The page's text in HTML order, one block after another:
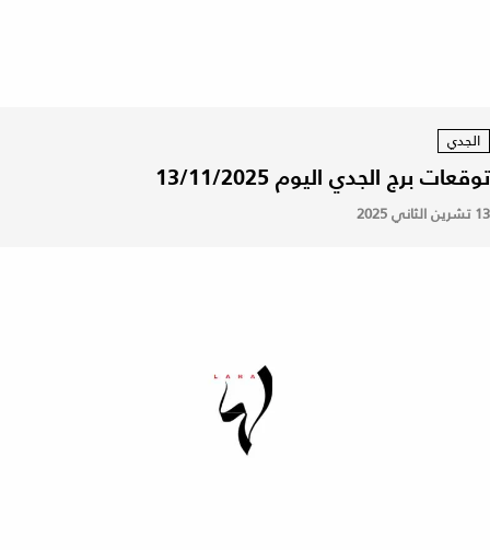
الجدي
توقعات برج الجدي اليوم 13/11/2025
13 تشرين الثاني 2025